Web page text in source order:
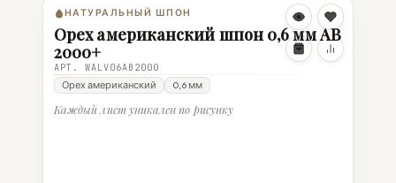
НАТУРАЛЬНЫЙ ШПОН
Орех американский шпон 0,6 мм АВ
2000+
АРТ. WALV06AB2000
Орех американский 0,6 мм
Каждый лист уникален по рисунку